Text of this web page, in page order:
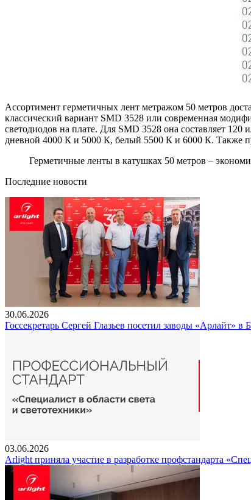
Ассортимент герметичных лент метражом 50 метров
классический вариант SMD 3528 или современная
светодиодов на плате. Для SMD 3528 она составляет
дневной 4000 К и 5000 К, белый 5500 К и 6000 К. Также
Герметичные ленты в катушках 50 метров –
Последние новости
30.06.2026
Госсекретарь Сергей Глазьев посетил заводы «Арлайт»
03.06.2026
Arlight приняла участие в разработке профстандарта